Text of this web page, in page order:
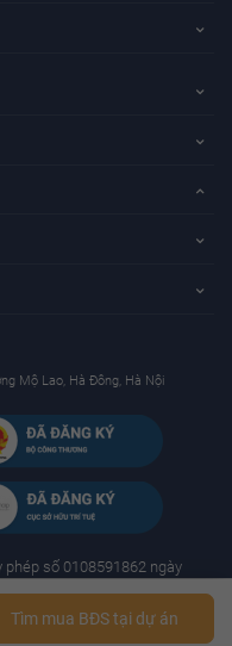
Tìm mua BĐS tại dự án
Mộ Lao, Hà Đông, Hà Nội
phép số 0108591862 ngày